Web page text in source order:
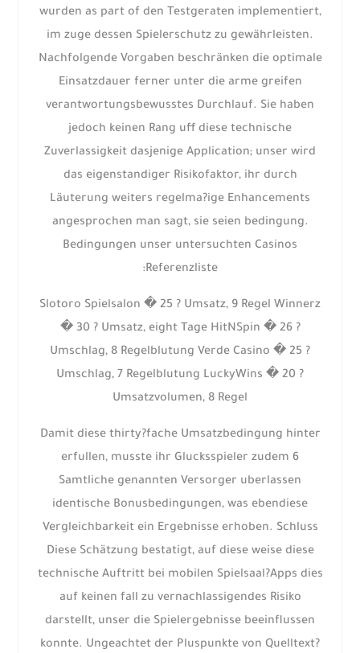
wurden as part of den Testgeraten implementiert,
im zuge dessen Spielerschutz zu gewährleisten.
Nachfolgende Vorgaben beschränken die optimale
Einsatzdauer ferner unter die arme greifen
verantwortungsbewusstes Durchlauf. Sie haben
jedoch keinen Rang uff diese technische
Zuverlassigkeit dasjenige Application; unser wird
das eigenstandiger Risikofaktor, ihr durch
Läuterung weiters regelma?ige Enhancements
angesprochen man sagt, sie seien bedingung.
Bedingungen unser untersuchten Casinos
Referenzliste:
Slotoro Spielsalon � 25 ? Umsatz, 9 Regel Winnerz
� 30 ? Umsatz, eight Tage HitNSpin � 26 ?
Umschlag, 8 Regelblutung Verde Casino � 25 ?
Umschlag, 7 Regelblutung LuckyWins � 20 ?
Umsatzvolumen, 8 Regel
Damit diese thirty?fache Umsatzbedingung hinter
erfullen, musste ihr Glucksspieler zudem 6
Samtliche genannten Versorger uberlassen
identische Bonusbedingungen, was ebendiese
Vergleichbarkeit ein Ergebnisse erhoben. Schluss
Diese Schätzung bestatigt, auf diese weise diese
technische Auftritt bei mobilen Spielsaal?Apps dies
auf keinen fall zu vernachlassigendes Risiko
darstellt, unser die Spielergebnisse beeinflussen
konnte. Ungeachtet der Pluspunkte von Quelltext?